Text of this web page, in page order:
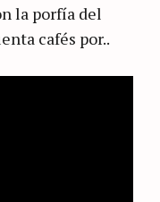
la porfía del
cafés por..